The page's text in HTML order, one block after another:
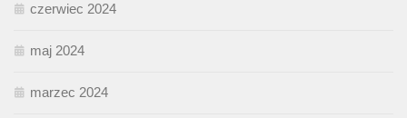
czerwiec 2024
maj 2024
marzec 2024